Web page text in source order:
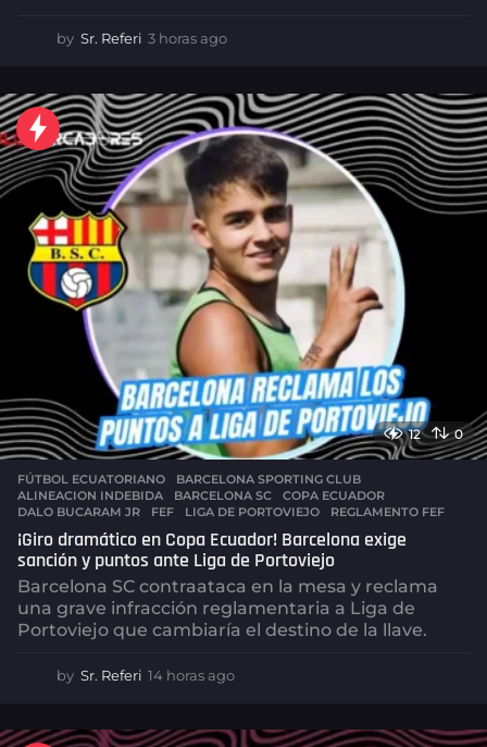
by Sr. Referi 3 horas ago
r
a
s
g
o
12 0
FÚTBOL ECUATORIANO ,BARCELONA SPORTING CLUB
ALINEACION INDEBIDA
,BARCELONA SC ,COPA ECUADOR
DALO BUCARAM JR
,FEF ,LIGA DE PORTOVIEJO ,REGLAMENTO FEF
¡Giro dramático en Copa Ecuador! Barcelona exige
sanción y puntos ante Liga de Portoviejo
Barcelona SC contraataca en la mesa y reclama
una grave infracción reglamentaria a Liga de
Portoviejo que cambiaría el destino de la llave.
by Sr. Referi 14 horas ago
o